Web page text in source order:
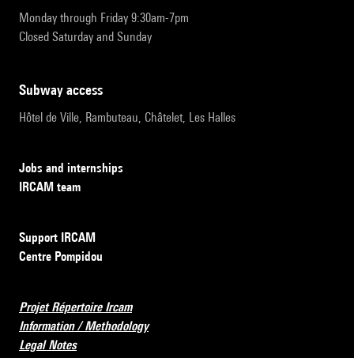
Monday through Friday 9:30am-7pm
Closed Saturday and Sunday
subway access
Hôtel de Ville, Rambuteau, Châtelet, Les Halles
Jobs and internships
IRCAM team
Support IRCAM
Centre Pompidou
Projet Répertoire Ircam
Information / Methodology
Legal Notes